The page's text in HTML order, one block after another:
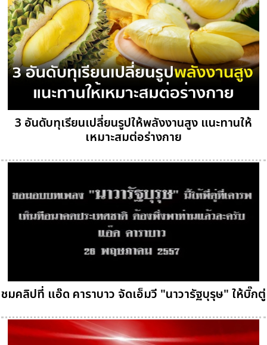
3 อันดับทุเรียนเปลี่ยนรูปให้พลังงานสูง แนะทานให้
เหมาะสมต่อร่างกาย
ชมคลิปที่ แอ๊ด คาราบาว จัดเอ็มวี "นาวารัฐบุรุษ" ให้บิ๊กตู่